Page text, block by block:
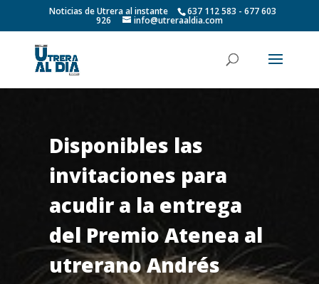
Noticias de Utrera al instante 637 112 583 - 677 603
926 info@utreraaldia.com
Disponibles las
invitaciones para
acudir a la entrega
del Premio Atenea al
utrerano Andrés